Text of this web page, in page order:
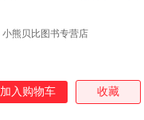
小熊贝比图书专营店
加入购物车 收藏